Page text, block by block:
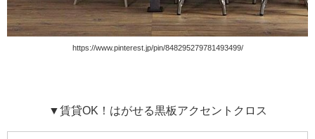
https://www.pinterest.jp/pin/848295279781493499/
▼賃貸OK！はがせる黒板アクセントクロス